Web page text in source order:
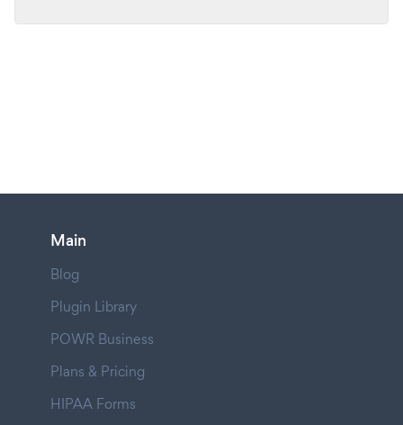
Main
Blog
Plugin Library
POWR Business
Plans & Pricing
HIPAA Forms